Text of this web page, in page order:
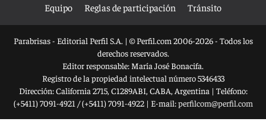
Equipo
Reglas de participación Tránsito
Parabrisas - Editorial Perfil S.A. | © Perfil.com 2006-2026 - Todos los
derechos reservados.
Editor responsable: María José Bonacifa.
Registro de la propiedad intelectual número 5346433
Dirección:California 2715, C1289ABI, CABA, Argentina | Teléfono:
(+5411) 7091-4921 /(+5411) 7091-4922| E-mail:perfilcom@perfil.com